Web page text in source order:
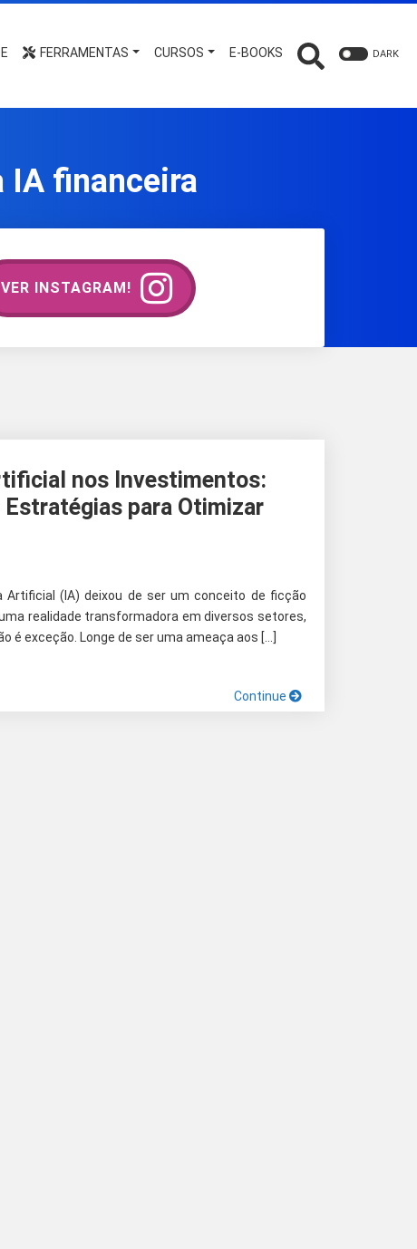
FERRAMENTAS CURSOS E-BOOKS DARK
IA financeira
VER INSTAGRAM!
nos Investimentos:
Estratégias para Otimizar
Artificial (IA) deixou de ser um conceito de ficção
realidade transformadora em diversos setores,
é exceção. Longe de ser uma ameaça aos […]
Continue